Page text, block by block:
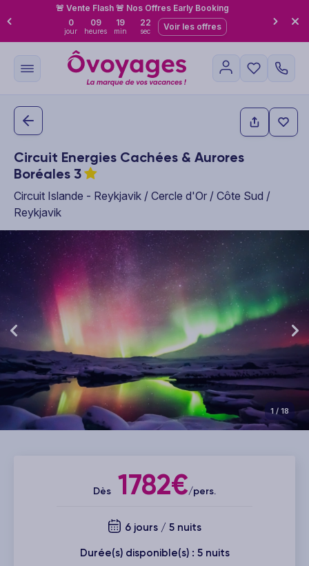
🚨 Vente Flash 🚨 Nos Offres Early Booking
0
jour
09
heures
19
min
20
sec Voir les offres
Circuit Energies Cachées & Aurores
Boréales 3
Circuit Islande - Reykjavik / Cercle d'Or / Côte Sud /
Reykjavik
This carousel shows one large product image at a time. Use the
1 / 18
Dès 1782€/pers.
6 jours / 5 nuits
Durée(s) disponible(s) : 5 nuits